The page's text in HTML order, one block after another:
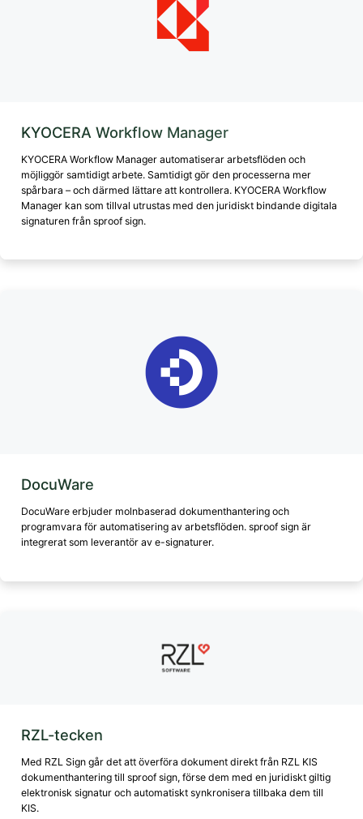
KYOCERA Workflow Manager
KYOCERA Workflow Manager automatiserar arbetsflöden och
möjliggör samtidigt arbete. Samtidigt gör den processerna mer
spårbara – och därmed lättare att kontrollera. KYOCERA Workflow
Manager kan som tillval utrustas med den juridiskt bindande digitala
signaturen från sproof sign.
DocuWare
DocuWare erbjuder molnbaserad dokumenthantering och
programvara för automatisering av arbetsflöden. sproof sign är
integrerat som leverantör av e-signaturer.
RZL-tecken
Med RZL Sign går det att överföra dokument direkt från RZL KIS
dokumenthantering till sproof sign, förse dem med en juridiskt giltig
elektronisk signatur och automatiskt synkronisera tillbaka dem till
KIS.